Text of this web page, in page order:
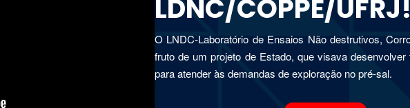
LDNC/COPPE/UFRJ!
O LNDC-Laboratório de Ensaios Não destrutivos,
fruto de um projeto de Estado, que visava desenvolver
para atender às demandas de exploração no pré-sal.